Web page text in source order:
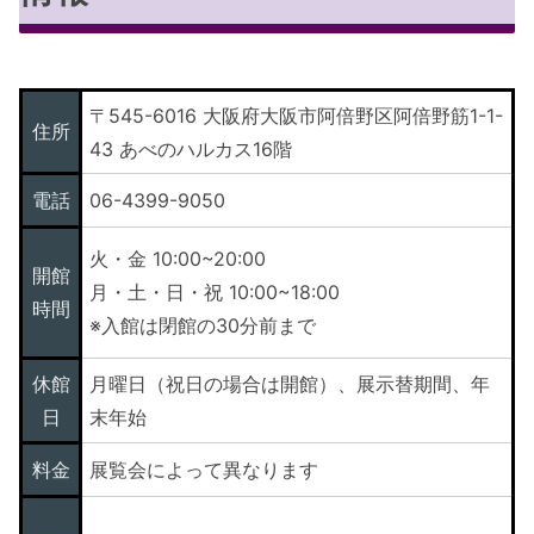
住所
〒545-6016 大阪府大阪市阿倍野区阿倍野筋1-1-
43 あべのハルカス16階
電話 06-4399-9050
開館
時間
火・金 10:00~20:00
月・土・日・祝 10:00~18:00
※入館は閉館の30分前まで
休館
日
月曜日（祝日の場合は開館）、展示替期間、年
末年始
料金 展覧会によって異なります